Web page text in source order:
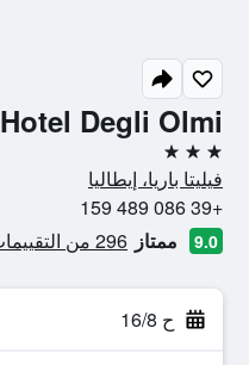
Hotel Degli Olmi
3 نجوم
فيليتا باريا، إيطاليا
+39 086 489 159
9.0 ممتاز 296 من التقييمات تم التحقق منها
ح 16/8